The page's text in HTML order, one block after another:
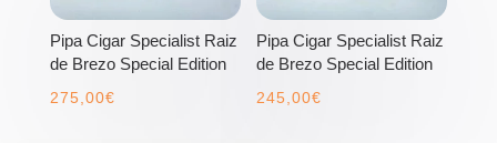
Pipa Cigar Specialist Raiz
de Brezo Special Edition
275,00€
Pipa Cigar Specialist Raiz
de Brezo Special Edition
245,00€